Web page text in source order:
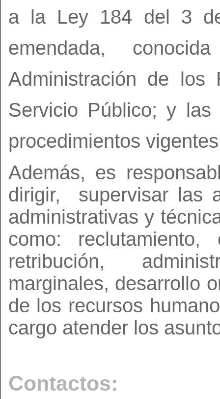
a la Ley 184 del 3
emendada,
Administración de los
Servicio Público; y las
procedimientos
Además, es
dirigir,
supervisar las
administrativas y
como: reclutamiento,
retribución,
marginales, desarrollo
de los recursos
cargo atender los
Contactos: